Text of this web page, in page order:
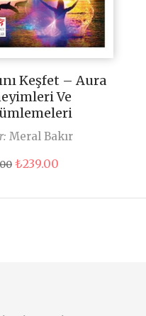
Keşfet – Aura
Ve
Meral Bakır
Orijinal
₺239.00
₺239.00.